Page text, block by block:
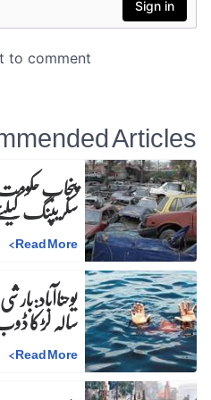
Articles
پنجاب حکومت
سکریپنگ
Read More
>
سالہ لڑکا
Read More
>